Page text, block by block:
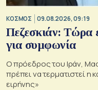
ΚΟΣΜΟΣ 09.08.2026, 09:19
Πεζεσκιάν: Τώρα
για συμφωνία
Ο πρόεδρος του Ιράν,
πρέπει να τερματιστεί
ειρήνης»